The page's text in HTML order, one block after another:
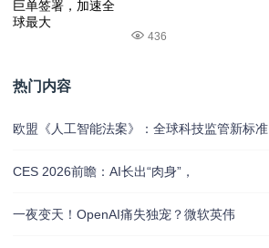
436
热门内容
欧盟《人工智能法案》：全球科技监管新标准
CES 2026前瞻：AI长出“肉身”，
一夜变天！OpenAI痛失独宠？微软英伟